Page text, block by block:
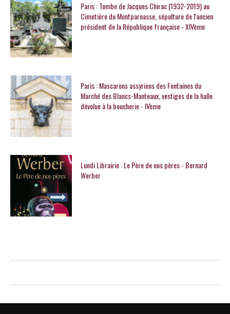
Paris : Tombe de Jacques Chirac (1932-2019) au
Cimetière du Montparnasse, sépulture de l'ancien
président de la République française - XIVème
Paris : Mascarons assyriens des Fontaines du
Marché des Blancs-Manteaux, vestiges de la halle
dévolue à la boucherie - IVème
Lundi Librairie : Le Père de nos pères - Bernard
Werber